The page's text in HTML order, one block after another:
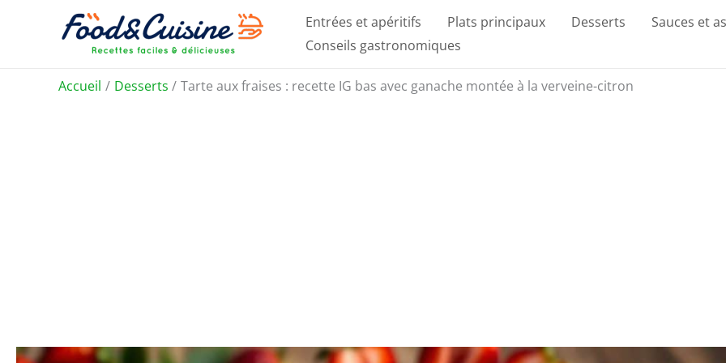
Entrées et apéritifs Plats principaux Desserts Sauces et
Conseils gastronomiques
Accueil Desserts Tarte aux fraises : recette IG bas avec ganache montée à la verveine-citron